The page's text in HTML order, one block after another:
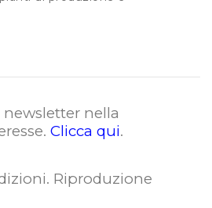
nella
Clicca qui.
Riproduzione